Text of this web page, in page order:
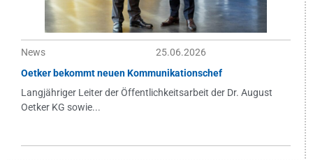
News
25.06.2026
Oetker bekommt neuen Kommunikationschef
Langjähriger Leiter der Öffentlichkeitsarbeit der Dr. August
Oetker KG sowie...